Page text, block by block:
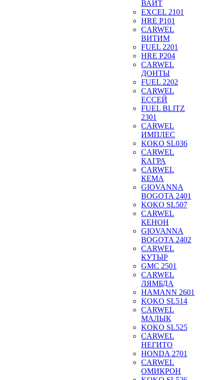
ВАЙТ
EXCEL 2101
HRE P101
CARWEL
ВИТИМ
FUEL 2201
HRE P204
CARWEL
ДОНТЫ
FUEL 2202
CARWEL
ЕССЕЙ
FUEL BLITZ
2301
CARWEL
ИМПЛЕС
KOKO SL036
CARWEL
КАГРА
CARWEL
КЕМА
GIOVANNA
BOGOTA 2401
KOKO SL507
CARWEL
КЕНОН
GIOVANNA
BOGOTA 2402
CARWEL
КУТЫР
GMC 2501
CARWEL
ЛЯМБДА
HAMANN 2601
KOKO SL514
CARWEL
МАЛЫК
KOKO SL525
CARWEL
НЕГИТО
HONDA 2701
CARWEL
ОМИКРОН